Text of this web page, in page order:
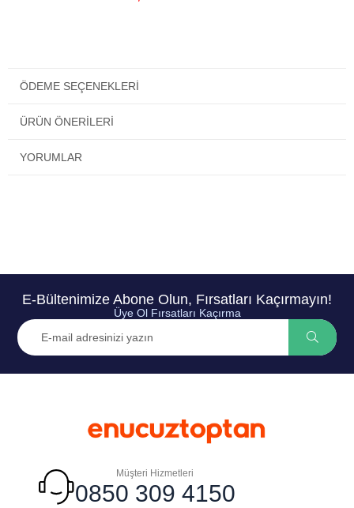
ÖDEME SEÇENEKLERI
ÜRÜN ÖNERILERI
YORUMLAR
E-Bültenimize Abone Olun, Fırsatları Kaçırmayın!
Üye Ol Fırsatları Kaçırma
Müşteri Hizmetleri
0850 309 4150